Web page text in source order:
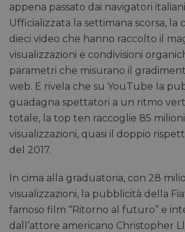
appena passato dai navigatori
Ufficializzata la settimana scorsa, la
dieci video che hanno raccolto il
visualizzazioni e condivisioni
parametri che misurano il
web. E rivela che su YouTube la
guadagna spettatori a un ritmo
totale, la top ten raccoglie 85
visualizzazioni, quasi il doppio
del 2017.
In cima alla graduatoria, con 28
visualizzazioni, la pubblicità della
famoso film “Ritorno al futuro” e
dall’attore americano Christopher